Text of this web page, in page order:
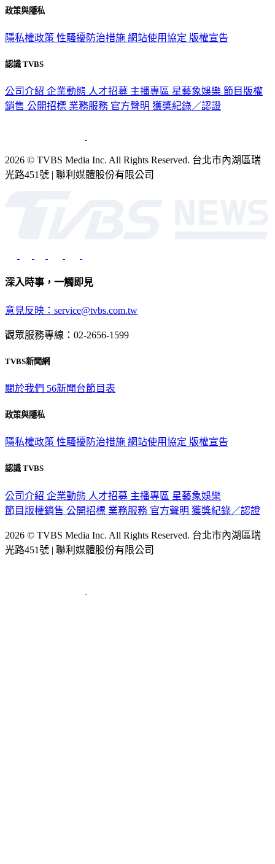
政策與隱私
隱私權政策 性騷擾防治措施 網站使用協定 版權宣告
認識 TVBS
公司介紹 企業動態 人才招募 主播專區 星藝象娛樂 節目版權
銷售 公開招標 業務服務 官方聲明 獲獎紀錄／認證
2026 © TVBS Media Inc. All Rights Reserved. 台北市內湖區瑞
光路451號 | 聯利媒體股份有限公司
深入時事，一觸即見
意見反映：service@tvbs.com.tw
觀眾服務專線：02-2656-1599
TVBS新聞網
關於我們 56新聞台節目表
政策與隱私
隱私權政策 性騷擾防治措施 網站使用協定 版權宣告
認識 TVBS
公司介紹 企業動態 人才招募 主播專區 星藝象娛樂
節目版權銷售 公開招標 業務服務 官方聲明 獲獎紀錄／認證
2026 © TVBS Media Inc. All Rights Reserved. 台北市內湖區瑞
光路451號 | 聯利媒體股份有限公司